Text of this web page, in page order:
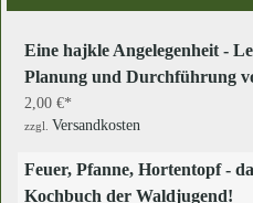
Eine hajkle Angelegenheit -
Planung und Durchführung
2,00 €
zzgl. Versandkosten
Feuer, Pfanne, Hortentopf -
Kochbuch der Waldjugend!